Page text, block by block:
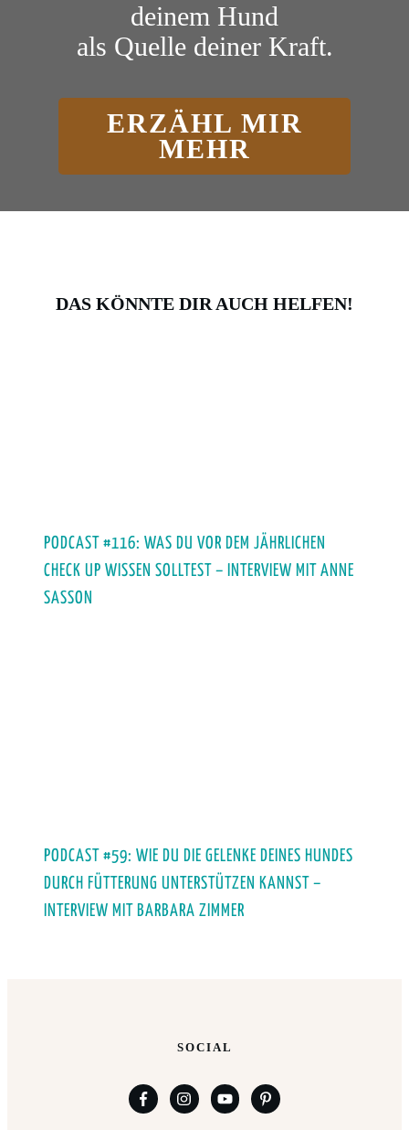
deinem Hund
als Quelle deiner Kraft.
ERZÄHL MIR
MEHR
DAS KÖNNTE DIR AUCH HELFEN!
PODCAST #116: WAS DU VOR DEM JÄHRLICHEN
CHECK UP WISSEN SOLLTEST – INTERVIEW MIT ANNE
SASSON
PODCAST #59: WIE DU DIE GELENKE DEINES HUNDES
DURCH FÜTTERUNG UNTERSTÜTZEN KANNST –
INTERVIEW MIT BARBARA ZIMMER
SOCIAL